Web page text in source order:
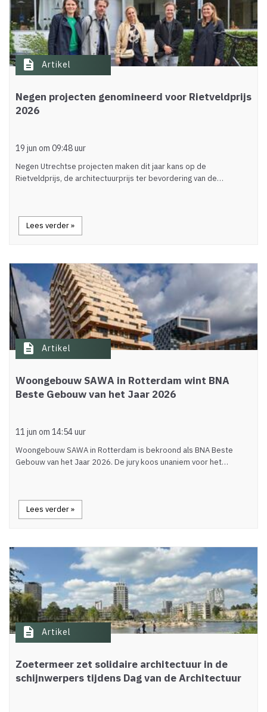
description Artikel
Negen projecten genomineerd voor Rietveldprijs
2026
19 jun om 09:48 uur
Negen Utrechtse projecten maken dit jaar kans op de
Rietveldprijs, de architectuurprijs ter bevordering van de…
Lees verder »
description Artikel
Woongebouw SAWA in Rotterdam wint BNA
Beste Gebouw van het Jaar 2026
11 jun om 14:54 uur
Woongebouw SAWA in Rotterdam is bekroond als BNA Beste
Gebouw van het Jaar 2026. De jury koos unaniem voor het…
Lees verder »
description Artikel
Zoetermeer zet solidaire architectuur in de
schijnwerpers tijdens Dag van de Architectuur